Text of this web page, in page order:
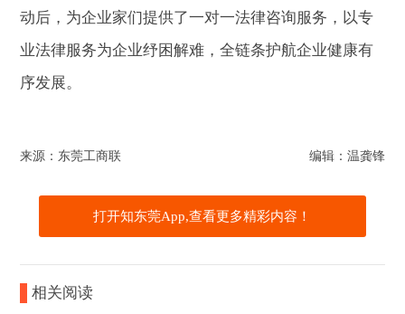
动后，为企业家们提供了一对一法律咨询服务，以专
业法律服务为企业纾困解难，全链条护航企业健康有
序发展。
来源：东莞工商联 编辑：温龚锋
打开知东莞App,查看更多精彩内容！
相关阅读